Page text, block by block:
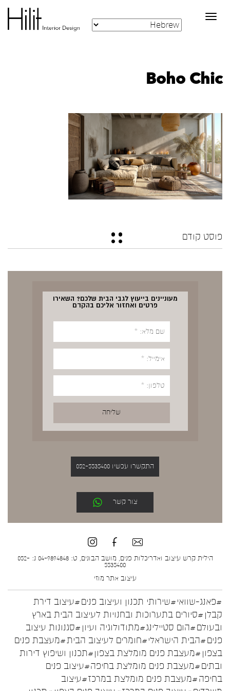
Toggle
navigation
Boho Chic
פוסט קודם
מעוניינים בייעוץ לגבי הבית שלכם? השאירו
פרטים ואחזור אליכם בהקדם
התקשרו עכשיו 052-5535400
צור קשר
הילית קרש עיצוב ואדריכלות פנים, מושב הבונים, ט: 04-9894848 נ: 052-
5535400
עיצוב אתר מוזי
#פאנג-שוואי#שירותי תכנון ועיצוב פנים#עיצוב דירת
קבלן #סיורים בתערוכות ובחנויות לעיצוב הבית בארץ
ובעולם#הום סטיילינג#מתודולוגיה ועיון #סגנונות עיצוב
פנים#הבית הישראלי#חומרים לעיצוב הבית#מעצבת פנים
בצפון #מעצבת פנים מומלצת בצפון#תכנון ושיפוץ דירות
ובתים#מעצבת פנים מומלצת בחיפה#עיצוב פנים
בחיפה#מעצבת פנים מומלצת במרכז#עיצוב